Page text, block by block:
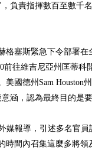
，負責指揮數百至數千
格塞斯緊急下令部署
前往維吉尼亞州匡蒂科
美國德州Sam Houston
涵，認為最終目的是
媒報導，引述多名官
時間內召集這麼多將